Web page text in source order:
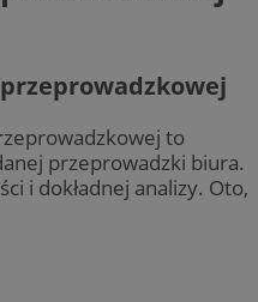
to
przeprowadzki biura.
i dokładnej analizy. Oto,